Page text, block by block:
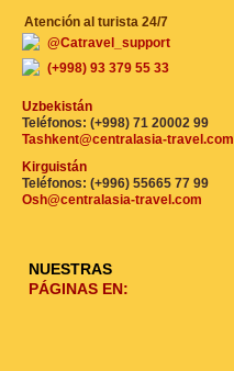
Atención al turista 24/7
@Catravel_support
(+998) 93 379 55 33
Uzbekistán
Teléfonos: (+998) 71 20002 99
Tashkent@centralasia-travel.com
Kirguistán
Teléfonos: (+996) 55665 77 99
Osh@centralasia-travel.com
NUESTRAS
PÁGINAS EN: